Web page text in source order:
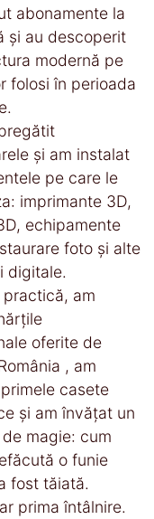
abonamente la
și au descoperit
modernă pe
folosi în perioada
și am instalat
pe care le
imprimante 3D,
echipamente
foto și alte
digitale.
am
oferite de
, am
casete
și am învățat un
magie: cum
o funie
fost tăiată.
prima întâlnire.